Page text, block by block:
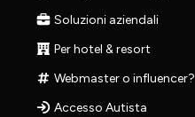
Soluzioni aziendali
Per hotel & resort
Webmaster o influencer?
Accesso Autista